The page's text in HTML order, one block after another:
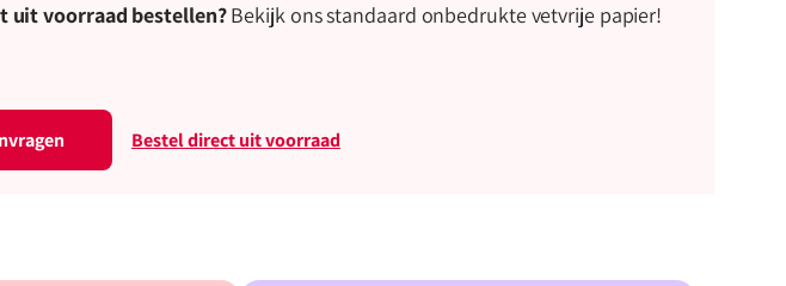
uit voorraad bestellen?Bekijk ons standaard onbedrukte vetvrije papier!
Bestel direct uit voorraad